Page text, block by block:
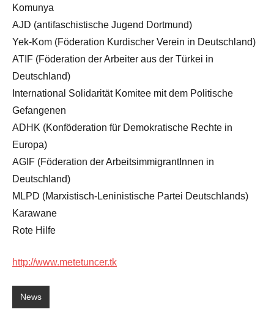
Komunya
AJD (antifaschistische Jugend Dortmund)
Yek-Kom (Föderation Kurdischer Verein in Deutschland)
ATIF (Föderation der Arbeiter aus der Türkei in
Deutschland)
International Solidarität Komitee mit dem Politische
Gefangenen
ADHK (Konföderation für Demokratische Rechte in
Europa)
AGIF (Föderation der ArbeitsimmigrantInnen in
Deutschland)
MLPD (Marxistisch-Leninistische Partei Deutschlands)
Karawane
Rote Hilfe
http://www.metetuncer.tk
News